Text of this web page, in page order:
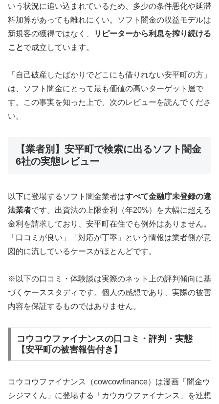
いう状況に追い込まれているため、多少の条件悪化や延滞
料加算があっても離れにくい。ソフト闇金の収益モデルは
新規客の獲得ではなく、
リピーターから利息を搾り続ける
ことで成立しています。
「自己破産したばかりでどこにも借りれない安平町の方」
は、ソフト闇金にとって最も価値の高いターゲット層で
す。この事実を知った上で、次のレビューを読んでくださ
い。
【業者別】安平町で検索に出るソフト闇金
6社の実態レビュー
以下に登場するソフト闇金業者はすべて金融庁未登録の違
法業者です。出資法の上限金利（年20%）を大幅に超える
金利を請求しており、安平町在住でも例外はありません。
「口コミが良い」「対応が丁寧」という情報は業者側が意
図的に流しているケースがほとんどです。
※以下の口コミ・体験談は実際のネット上の評判傾向に基
づくケーススタディです。個人の感想であり、実際の被害
内容を保証するものではありません。
コウコウファイナンスの口コミ・評判・実態
【安平町の被害報告付き】
コウコウファイナンス（cowcowfinance）は漫画「闇金ウ
シジマくん」に登場する「カウカウファイナンス」を連想